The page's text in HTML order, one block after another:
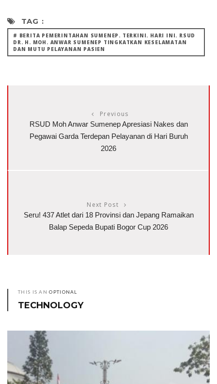
TAG :
# BERITA PEMERINTAHAN SUMENEP. TERKINI. HARI INI. RSUD
DR. H. MOH. ANWAR SUMENEP TINGKATKAN KESELAMATAN
DAN MUTU PELAYANAN PASIEN
Previous
RSUD Moh Anwar Sumenep Apresiasi Nakes dan
Pegawai Garda Terdepan Pelayanan di Hari Buruh
2026
Next Post
Seru! 437 Atlet dari 18 Provinsi dan Jepang Ramaikan
Balap Sepeda Bupati Bogor Cup 2026
THIS IS ANOPTIONAL
TECHNOLOGY